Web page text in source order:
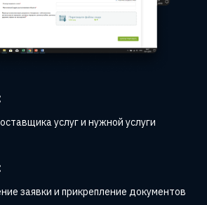
услуг и нужной услуги
заявки и прикрепление документов